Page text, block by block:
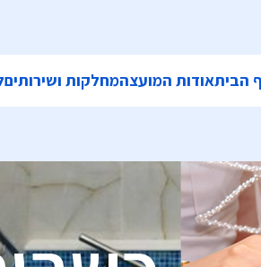
הביתאודות המועצהמחלקות ושירותים